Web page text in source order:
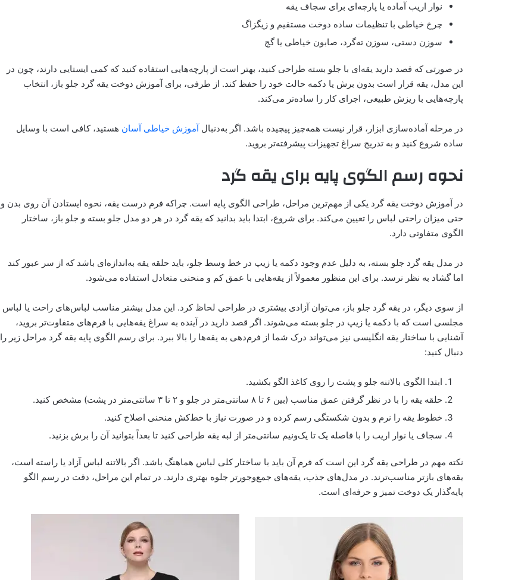
نوار اریب آماده یا پارچه‌ای برای سجاف یقه
چرخ خیاطی با تنظیمات ساده دوخت مستقیم و زیگزاگ
سوزن دستی، سوزن ته‌گرد، صابون خیاطی یا گچ
در صورتی که قصد دارید یقه‌ای با جلو بسته طراحی کنید، بهتر است از پارچه‌هایی استفاده کنید که کمی ایستایی دارند، چون در
این مدل، یقه قرار است بدون برش یا دکمه حالت خود را حفظ کند. از طرفی، برای آموزش دوخت یقه گرد جلو باز، انتخاب
پارچه‌هایی با ریزش طبیعی، اجرای کار را ساده‌تر می‌کند.
در مرحله آماده‌سازی ابزار، قرار نیست همه‌چیز پیچیده باشد. اگر به‌دنبال آموزش خیاطی آسان هستید، کافی است با وسایل
ساده شروع کنید و به تدریج سراغ تجهیزات پیشرفته‌تر بروید.
نحوه رسم الگوی پایه برای یقه گرد
در آموزش دوخت یقه گرد یکی از مهم‌ترین مراحل، طراحی الگوی پایه است. چراکه فرم درست یقه، نحوه ایستادن آن روی بدن و
حتی میزان راحتی لباس را تعیین می‌کند. برای شروع، ابتدا باید بدانید که یقه گرد در هر دو مدل جلو بسته و جلو باز، ساختار
الگوی متفاوتی دارد.
در مدل یقه گرد جلو بسته، به دلیل عدم وجود دکمه یا زیپ در خط وسط جلو، باید حلقه یقه به‌اندازه‌ای باشد که از سر عبور کند
اما گشاد به نظر نرسد. برای این منظور معمولاً از یقه‌هایی با عمق کم و منحنی متعادل استفاده می‌شود.
از سوی دیگر، در یقه گرد جلو باز، می‌توان آزادی بیشتری در طراحی لحاظ کرد. این مدل بیشتر مناسب لباس‌های راحت یا لباس
مجلسی است که با دکمه یا زیپ در جلو بسته می‌شوند. اگر قصد دارید در آینده به سراغ یقه‌هایی با فرم‌های متفاوت‌تر بروید،
آشنایی با ساختار یقه انگلیسی نیز می‌تواند درک شما از فرم‌دهی به یقه‌ها را بالا ببرد. برای رسم الگوی پایه یقه گرد مراحل زیر را
دنبال کنید:
ابتدا الگوی بالاتنه جلو و پشت را روی کاغذ الگو بکشید.
حلقه یقه را با در نظر گرفتن عمق مناسب (بین ۶ تا ۸ سانتی‌متر در جلو و ۲ تا ۳ سانتی‌متر در پشت) مشخص کنید.
خطوط یقه را نرم و بدون شکستگی رسم کرده و در صورت نیاز با خط‌کش منحنی اصلاح کنید.
سجاف یا نوار اریب را با فاصله یک تا یک‌ونیم سانتی‌متر از لبه یقه طراحی کنید تا بعداً بتوانید آن را برش بزنید.
نکته مهم در طراحی یقه گرد این است که فرم آن باید با ساختار کلی لباس هماهنگ باشد. اگر بالاتنه لباس آزاد یا راسته است،
یقه‌های بازتر مناسب‌ترند. در مدل‌های جذب، یقه‌های جمع‌وجورتر جلوه بهتری دارند. در تمام این مراحل، دقت در رسم الگو
پایه‌گذار یک دوخت تمیز و حرفه‌ای است.